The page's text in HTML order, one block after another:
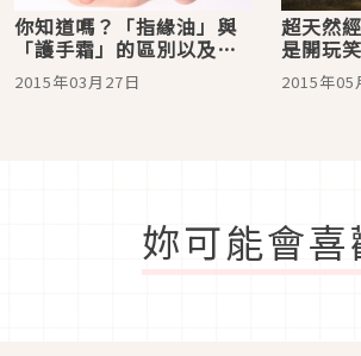
你知道嗎？「指緣油」與
「護手霜」的區別以及使
用方式
2015年03月27日
超天然
是開玩
吧！
2015年05
妳可能會喜